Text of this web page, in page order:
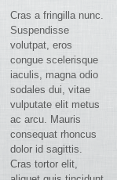
Cras a fringilla nunc.
Suspendisse
volutpat, eros
congue scelerisque
iaculis, magna odio
sodales dui, vitae
vulputate elit metus
ac arcu. Mauris
consequat rhoncus
dolor id sagittis.
Cras tortor elit,